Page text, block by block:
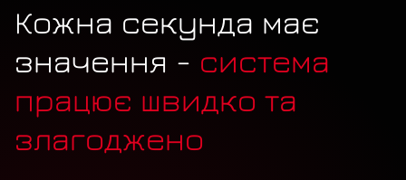
Кожна секунда має
значення - система
працює швидко та
злагоджено